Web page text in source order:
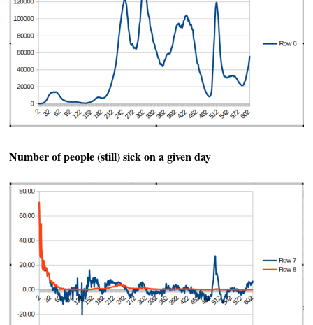
Number of people (still) sick on a given day